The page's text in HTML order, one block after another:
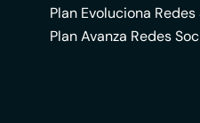
Plan Evoluciona
Plan Avanza Redes